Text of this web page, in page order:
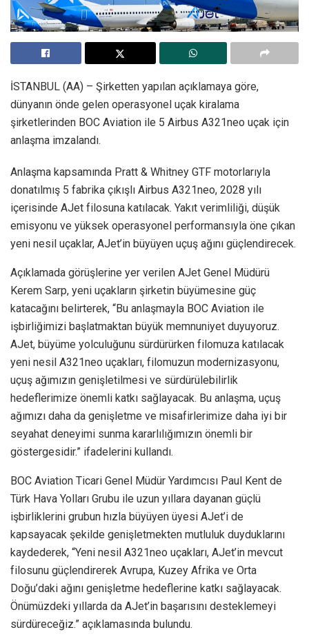
İSTANBUL (AA) – Şirketten yapılan açıklamaya göre,
dünyanın önde gelen operasyonel uçak kiralama
şirketlerinden BOC Aviation ile 5 Airbus A321neo uçak için
anlaşma imzalandı.
Anlaşma kapsamında Pratt & Whitney GTF motorlarıyla
donatılmış 5 fabrika çıkışlı Airbus A321neo, 2028 yılı
içerisinde AJet filosuna katılacak. Yakıt verimliliği, düşük
emisyonu ve yüksek operasyonel performansıyla öne çıkan
yeni nesil uçaklar, AJet’in büyüyen uçuş ağını güçlendirecek.
Açıklamada görüşlerine yer verilen AJet Genel Müdürü
Kerem Sarp, yeni uçakların şirketin büyümesine güç
katacağını belirterek, “Bu anlaşmayla BOC Aviation ile
işbirliğimizi başlatmaktan büyük memnuniyet duyuyoruz.
AJet, büyüme yolculuğunu sürdürürken filomuza katılacak
yeni nesil A321neo uçakları, filomuzun modernizasyonu,
uçuş ağımızın genişletilmesi ve sürdürülebilirlik
hedeflerimize önemli katkı sağlayacak. Bu anlaşma, uçuş
ağımızı daha da genişletme ve misafirlerimize daha iyi bir
seyahat deneyimi sunma kararlılığımızın önemli bir
göstergesidir.” ifadelerini kullandı.
BOC Aviation Ticari Genel Müdür Yardımcısı Paul Kent de
Türk Hava Yolları Grubu ile uzun yıllara dayanan güçlü
işbirliklerini grubun hızla büyüyen üyesi AJet’i de
kapsayacak şekilde genişletmekten mutluluk duyduklarını
kaydederek, “Yeni nesil A321neo uçakları, AJet’in mevcut
filosunu güçlendirerek Avrupa, Kuzey Afrika ve Orta
Doğu’daki ağını genişletme hedeflerine katkı sağlayacak.
Önümüzdeki yıllarda da AJet’in başarısını desteklemeyi
sürdüreceğiz.” açıklamasında bulundu.